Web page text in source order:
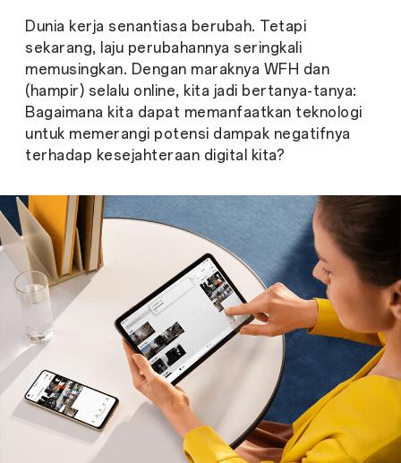
Dunia kerja senantiasa berubah. Tetapi
sekarang, laju perubahannya seringkali
memusingkan. Dengan maraknya WFH dan
(hampir) selalu online, kita jadi bertanya-tanya:
Bagaimana kita dapat memanfaatkan teknologi
untuk memerangi potensi dampak negatifnya
terhadap kesejahteraan digital kita?